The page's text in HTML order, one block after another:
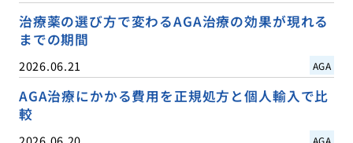
治療薬の選び方で変わるAGA治療の効果が現れる
までの期間
2026.06.21 AGA
AGA治療にかかる費用を正規処方と個人輸入で比
較
AGA